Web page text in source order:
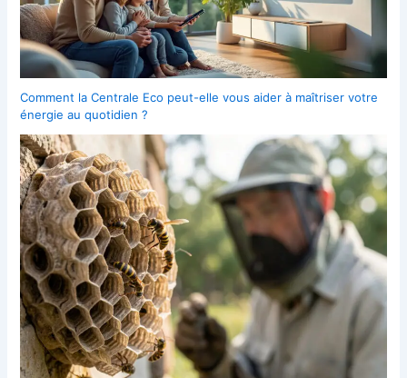
Comment la Centrale Eco peut-elle vous aider à maîtriser votre
énergie au quotidien ?